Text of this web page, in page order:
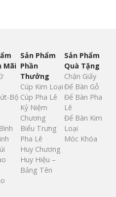
Mãi
Bộ
Sản Phẩm
Phần
Thưởng
Cúp Kim Loại
Cúp Pha Lê
Kỷ Niệm
Chương
Biểu Trưng
Pha Lê
Huy Chương
Huy Hiệu –
Bảng Tên
Sản Phẩm
Quà Tặng
Chặn Giấy
Để Bàn Gỗ
Để Bàn Pha
Lê
Để Bàn Kim
Loại
Móc Khóa